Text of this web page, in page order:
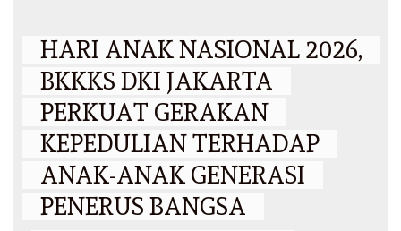
HARI ANAK NASIONAL 2026,
BKKKS DKI JAKARTA
PERKUAT GERAKAN
KEPEDULIAN TERHADAP
ANAK-ANAK GENERASI
PENERUS BANGSA